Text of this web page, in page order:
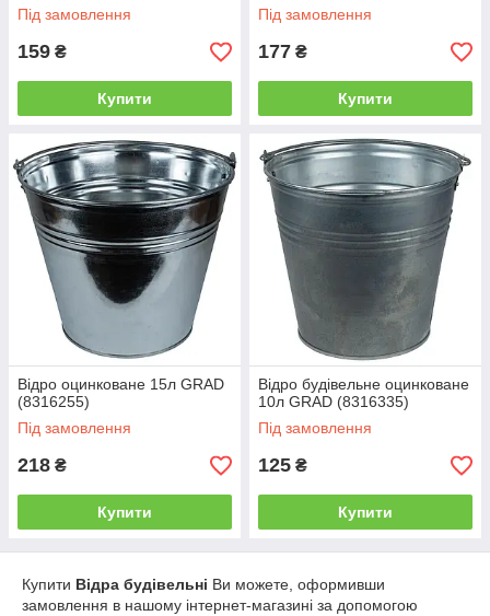
Під замовлення
159 ₴
Купити
Під замовлення
177 ₴
Купити
Відро оцинковане 15л GRAD
(8316255)
Під замовлення
218 ₴
Купити
Відро будівельне оцинковане
10л GRAD (8316335)
Під замовлення
125 ₴
Купити
Купити Відра будівельні Ви можете, оформивши
замовлення в нашому інтернет-магазині за допомогою